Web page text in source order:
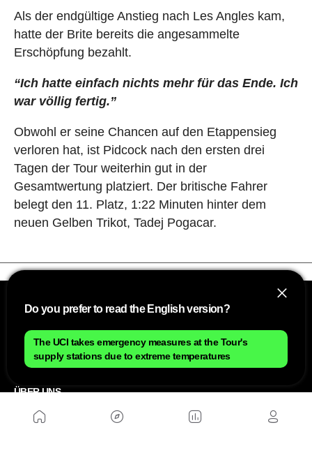
Als der endgültige Anstieg nach Les Angles kam,
hatte der Brite bereits die angesammelte
Erschöpfung bezahlt.
“Ich hatte einfach nichts mehr für das Ende. Ich
war völlig fertig.”
Obwohl er seine Chancen auf den Etappensieg
verloren hat, ist Pidcock nach den ersten drei
Tagen der Tour weiterhin gut in der
Gesamtwertung platziert. Der britische Fahrer
belegt den 11. Platz, 1:22 Minuten hinter dem
neuen Gelben Trikot, Tadej Pogacar.
ÜBER UNS
Sitemap
Do you prefer to read the English version?
The UCI takes emergency measures at the Tour's
supply stations due to extreme temperatures